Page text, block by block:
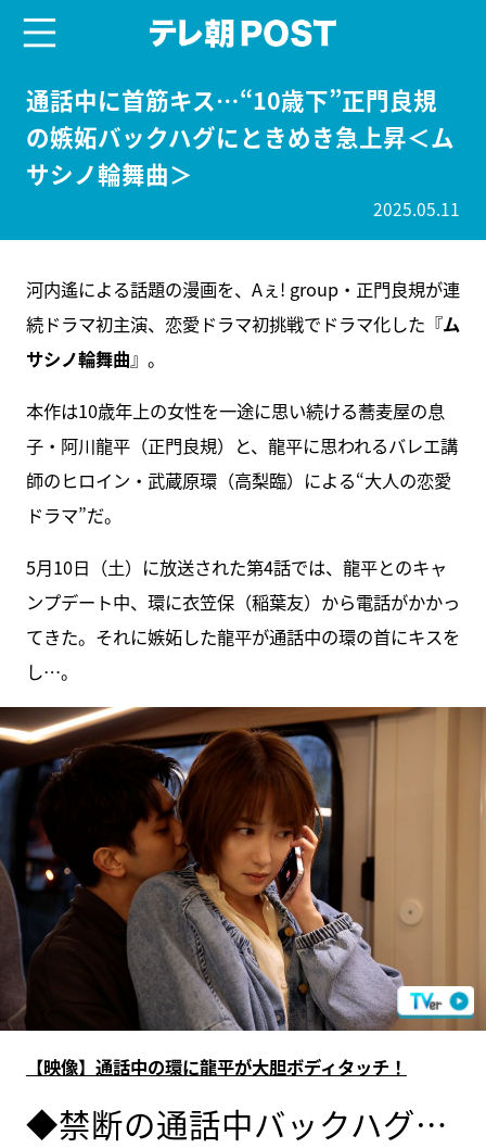
通話中に首筋キス…“10歳下”正門良規
の嫉妬バックハグにときめき急上昇＜ム
サシノ輪舞曲＞
2025.05.11
河内遙による話題の漫画を、Aぇ! group・正門良規が連
続ドラマ初主演、恋愛ドラマ初挑戦でドラマ化した『ム
サシノ輪舞曲』。
本作は10歳年上の女性を一途に思い続ける蕎麦屋の息
子・阿川龍平（正門良規）と、龍平に思われるバレエ講
師のヒロイン・武蔵原環（高梨臨）による“大人の恋愛
ドラマ”だ。
5月10日（土）に放送された第4話では、龍平とのキャ
ンプデート中、環に衣笠保（稲葉友）から電話がかかっ
てきた。それに嫉妬した龍平が通話中の環の首にキスを
し…。
【映像】通話中の環に龍平が大胆ボディタッチ！
◆禁断の通話中バックハグ…